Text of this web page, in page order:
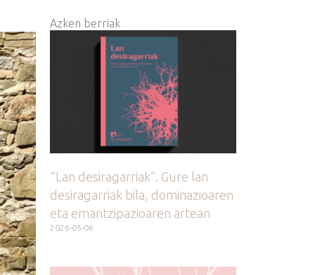
Azken berriak
“Lan desiragarriak”. Gure lan
desiragarriak bila, dominazioaren
eta emantzipazioaren artean
2026-05-06